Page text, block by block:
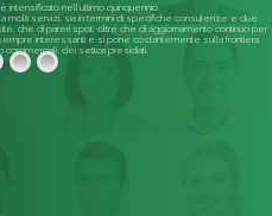
intensificato nell'ultimo quinquennio.
molti servizi, sia in termini di specifiche consulenze e due
che di pareri spot; oltre che di aggiornamento continuo per
interessanti e si pone costantemente sulla frontiera
commerciali, dei settori presidiati.
di più